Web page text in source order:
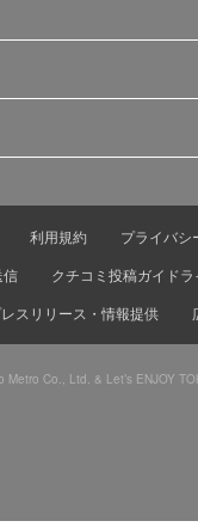
利用規約
プライバシ
信
クチコミ投稿ガイドラ
スリリース・情報提供
Metro Co., Ltd. & Let’s ENJOY